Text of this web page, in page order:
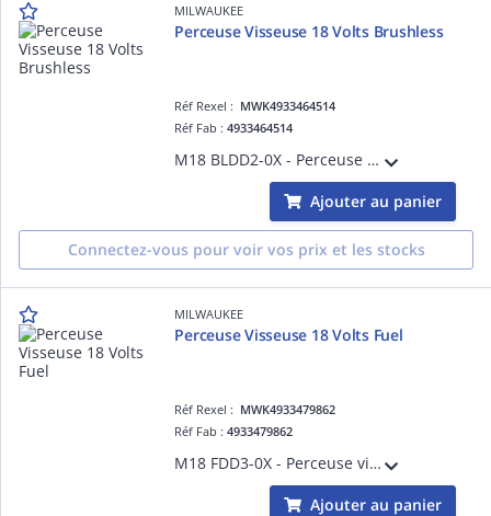
MILWAUKEE
Perceuse Visseuse 18 Volts Brushless
Réf Rexel : MWK4933464514
Réf Fab :4933464514
M18 BLDD2-0X - Perceuse visseuse BRUSHLESS,18V, 82 Nm - sans batterie - HD Box, sans batterie, ni chargeur
Ajouter au panier
Connectez-vous pour voir vos prix et les stocks
MILWAUKEE
Perceuse Visseuse 18 Volts Fuel
Réf Rexel : MWK4933479862
Réf Fab :4933479862
M18 FDD3-0X - Perceuse visseuse FUEL GEN4, 18V, 158 Nm - HD Box, sans batterie, ni chargeur
Ajouter au panier